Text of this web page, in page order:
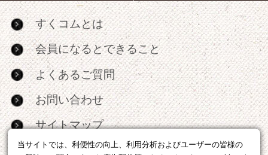
当サイトでは、利便性の向上、利用分析およびユーザーの皆様の
すくコムとは
会員になるとできること
よくあるご質問
お問い合わせ
サイトマップ
RSS